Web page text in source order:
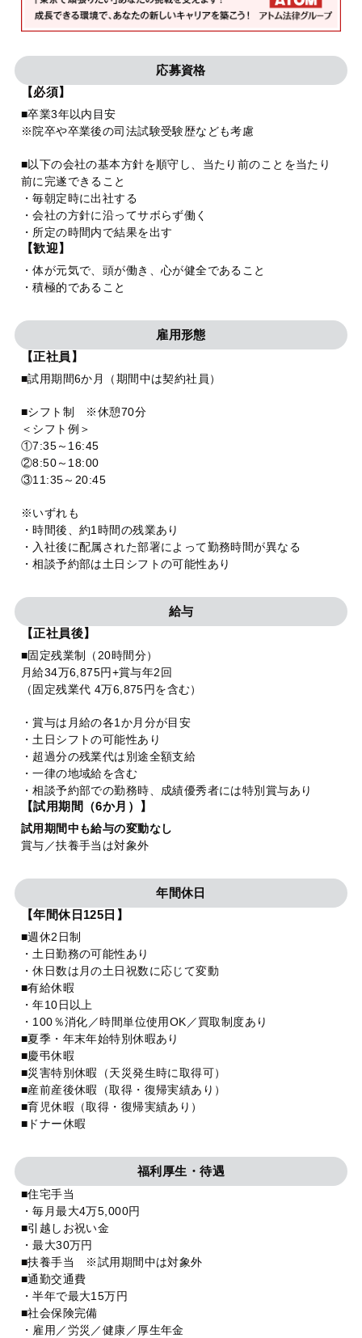
応募資格
【必須】
■卒業3年以内目安
※院卒や卒業後の司法試験受験歴なども考慮
■以下の会社の基本方針を順守し、当たり前のことを当たり
前に完遂できること
・毎朝定時に出社する
・会社の方針に沿ってサボらず働く
・所定の時間内で結果を出す
【歓迎】
・体が元気で、頭が働き、心が健全であること
・積極的であること
雇用形態
【正社員】
■試用期間6か月（期間中は契約社員）
■シフト制 ※休憩70分
＜シフト例＞
①7:35～16:45
②8:50～18:00
③11:35～20:45
※いずれも
・時間後、約1時間の残業あり
・入社後に配属された部署によって勤務時間が異なる
・相談予約部は土日シフトの可能性あり
給与
【正社員後】
■固定残業制（20時間分）
月給34万6,875円+賞与年2回
（固定残業代 4万6,875円を含む）
・賞与は月給の各1か月分が目安
・土日シフトの可能性あり
・超過分の残業代は別途全額支給
・一律の地域給を含む
・相談予約部での勤務時、成績優秀者には特別賞与あり
【試用期間（6か月）】
試用期間中も給与の変動なし
賞与／扶養手当は対象外
年間休日
【年間休日125日】
■週休2日制
・土日勤務の可能性あり
・休日数は月の土日祝数に応じて変動
■有給休暇
・年10日以上
・100％消化／時間単位使用OK／買取制度あり
■夏季・年末年始特別休暇あり
■慶弔休暇
■災害特別休暇（天災発生時に取得可）
■産前産後休暇（取得・復帰実績あり）
■育児休暇（取得・復帰実績あり）
■ドナー休暇
福利厚生・待遇
■住宅手当
・毎月最大4万5,000円
■引越しお祝い金
・最大30万円
■扶養手当 ※試用期間中は対象外
■通勤交通費
・半年で最大15万円
■社会保険完備
・雇用／労災／健康／厚生年金